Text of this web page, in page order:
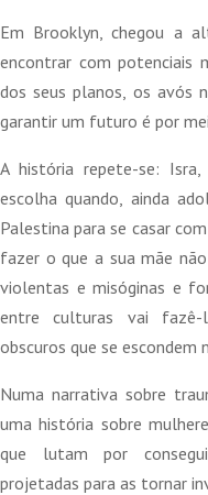
Em Brooklyn, chegou a
encontrar com potenciais
dos seus planos, os avós
garantir um futuro é por
A história repete-se:
escolha quando, ainda
Palestina para se casar
fazer o que a sua mãe
violentas e misóginas e
entre culturas vai fazê-
obscuros que se escondem
Numa narrativa sobre
uma história sobre
que lutam por
projetadas para as tornar